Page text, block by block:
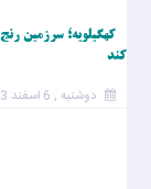
کهگیلویه؛ سرزمین
کند
دوشنبه , 6 اسفند 1403